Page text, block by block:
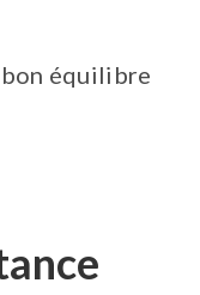
équilibre